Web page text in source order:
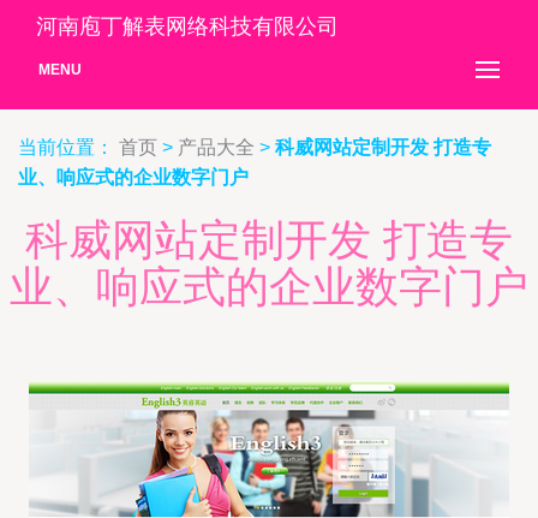
河南庖丁解表网络科技有限公司
MENU
当前位置： 首页 > 产品大全 > 科威网站定制开发 打造专
业、响应式的企业数字门户
科威网站定制开发 打造专
业、响应式的企业数字门户